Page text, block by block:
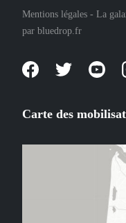
Mentions légales - La
par bluedrop.fr
Carte des